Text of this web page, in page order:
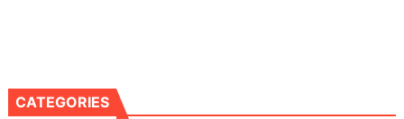
CATEGORIES